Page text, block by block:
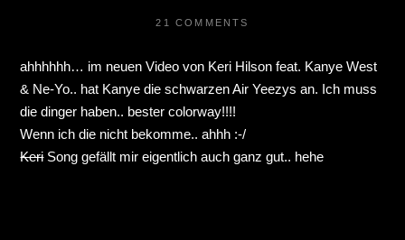
21 COMMENTS
ahhhhhh… im neuen Video von Keri Hilson feat. Kanye West
& Ne-Yo.. hat Kanye die schwarzen Air Yeezys an. Ich muss
die dinger haben.. bester colorway!!!!
Wenn ich die nicht bekomme.. ahhh :-/
KeriSong gefällt mir eigentlich auch ganz gut.. hehe